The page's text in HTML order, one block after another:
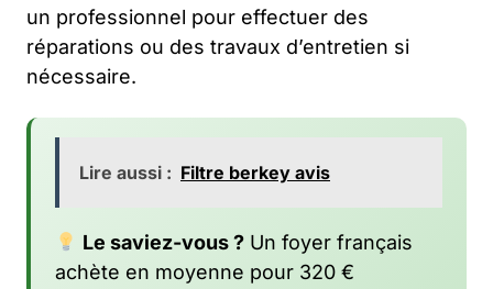
un professionnel pour effectuer des
réparations ou des travaux d’entretien si
nécessaire.
Lire aussi : Filtre berkey avis
Le saviez-vous ?Un foyer français
achète en moyenne pour 320 €